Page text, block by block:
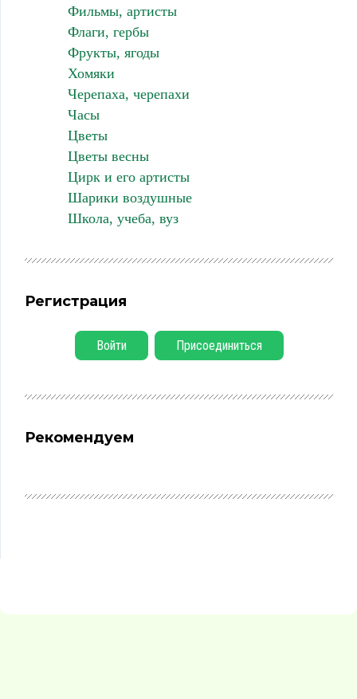
Фильмы, артисты
Флаги, гербы
Фрукты, ягоды
Хомяки
Черепаха, черепахи
Часы
Цветы
Цветы весны
Цирк и его артисты
Шарики воздушные
Школа, учеба, вуз
Регистрация
Войти Присоединиться
Рекомендуем